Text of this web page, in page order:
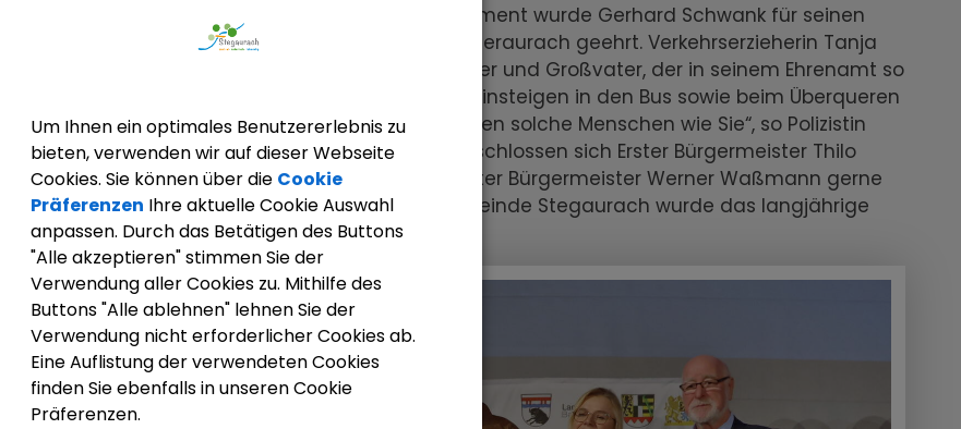
Als vorbildliches Beispiel für ehrenamtliches Engagement wurde Gerhard Schwank für seinen
über 20-jährigen Dienst als Verkehrsweghelfer in Unteraurach geehrt. Verkehrserzieherin Tanja
Düring sprach die Laudatio für den engagierten Vater und Großvater, der in seinem Ehrenamt so
vielen Kindern und Jugendlichen beim Warten und Einsteigen in den Bus sowie beim Überqueren
der Straße in Unteraurach geholfen hat. „Wir brauchen solche Menschen wie Sie“, so Polizistin
Düring. Dem herzlichen Dank der Verkehrserzieherin schlossen sich Erster Bürgermeister Thilo
Wagner, Zweiter Bürgermeister Bernd Fricke und Dritter Bürgermeister Werner Waßmann gerne
an. Mit einer Urkunde und Geschenken von der Gemeinde Stegaurach wurde das langjährige
Ehrenamt von Gerhard Schwank wertgeschätzt.
Um Ihnen ein optimales Benutzererlebnis zu
bieten, verwenden wir auf dieser Webseite
Cookies. Sie können über die Cookie
Präferenzen Ihre aktuelle Cookie Auswahl
anpassen. Durch das Betätigen des Buttons
"Alle akzeptieren" stimmen Sie der
Verwendung aller Cookies zu. Mithilfe des
Buttons "Alle ablehnen" lehnen Sie der
Verwendung nicht erforderlicher Cookies ab.
Eine Auflistung der verwendeten Cookies
finden Sie ebenfalls in unseren Cookie
Präferenzen.